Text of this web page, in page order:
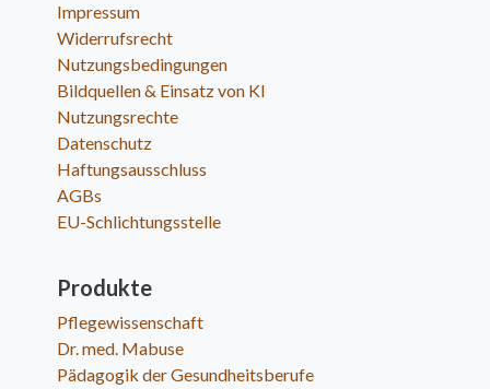
Impressum
Widerrufsrecht
Nutzungsbedingungen
Bildquellen & Einsatz von KI
Nutzungsrechte
Datenschutz
Haftungsausschluss
AGBs
EU-Schlichtungsstelle
Produkte
Pflegewissenschaft
Dr. med. Mabuse
Pädagogik der Gesundheitsberufe